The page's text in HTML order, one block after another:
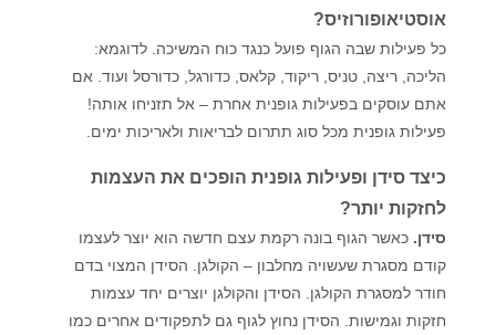
אוסטיאופורוזיס?
כל פעילות שבה הגוף פועל כנגד כוח המשיכה. לדוגמא:
הליכה, ריצה, טניס, ריקוד, קלאס, כדורגל, כדורסל ועוד. אם
אתם עוסקים בפעילות גופנית אחרת – אל תזניחו אותה!
פעילות גופנית מכל סוג תתרום לבריאות ולאריכות ימים.
כיצד סידן ופעילות גופנית הופכים את העצמות
לחזקות יותר?
סידן. כאשר הגוף בונה רקמת עצם חדשה הוא יוצר לעצמו
קודם מסגרת שעשויה מחלבון – הקולגן. הסידן המצוי בדם
חודר למסגרת הקולגן. הסידן והקולגן יוצרים יחד עצמות
חזקות וגמישות. הסידן נחוץ לגוף גם לתפקודים אחרים כמו